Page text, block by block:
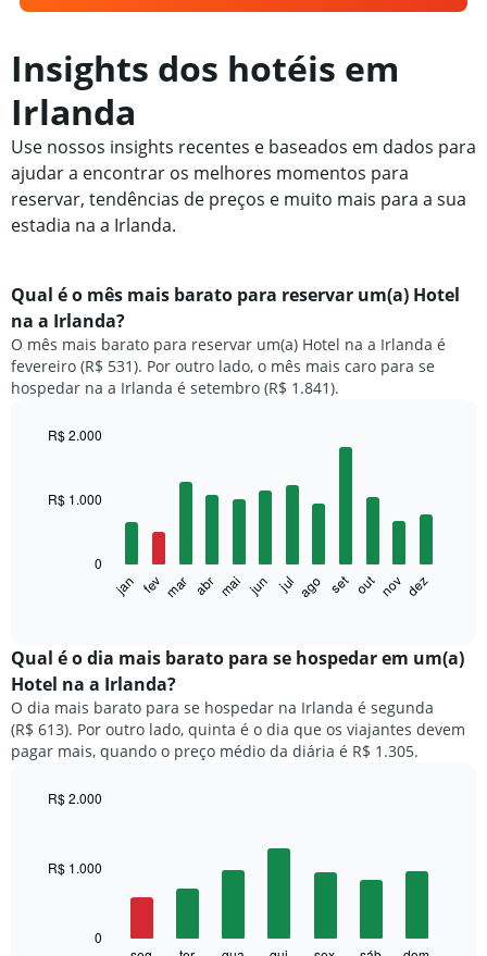
Insights dos hotéis em
Irlanda
Use nossos insights recentes e baseados em dados para
ajudar a encontrar os melhores momentos para
reservar, tendências de preços e muito mais para a sua
estadia na a Irlanda.
Qual é o mês mais barato para reservar um(a) Hotel
na a Irlanda?
O mês mais barato para reservar um(a) Hotel na a Irlanda é
fevereiro (R$ 531). Por outro lado, o mês mais caro para se
hospedar na a Irlanda é setembro (R$ 1.841).
with
12
exibe
o
preço
médio
de
um
O
gráfico
jan fev mar abr mai jun jul ago set out nov dez
0
R$ 1.000
R$ 2.000
Qual é o dia mais barato para se hospedar em um(a)
Hotel na a Irlanda?
O dia mais barato para se hospedar na Irlanda é segunda
(R$ 613). Por outro lado, quinta é o dia que os viajantes devem
pagar mais, quando o preço médio da diária é R$ 1.305.
0
R$ 1.000
R$ 2.000